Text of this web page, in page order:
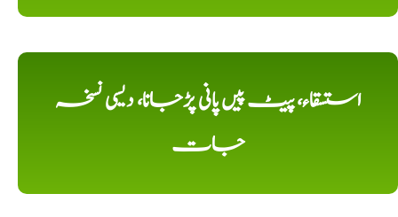
استسقاء، پیٹ پیں پانی پڑجانا، دیسی نسخہ
جات